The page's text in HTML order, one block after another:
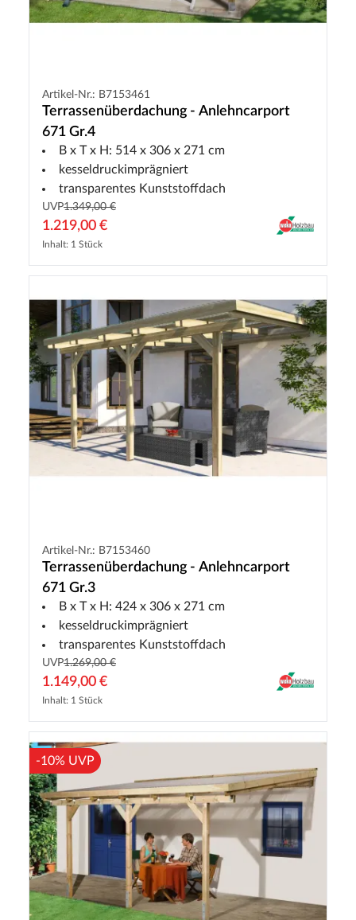
Artikel-Nr.: B7153461
Terrassenüberdachung - Anlehncarport
671 Gr.4
B x T x H: 514 x 306 x 271 cm
kesseldruckimprägniert
transparentes Kunststoffdach
UVP1.349,00 €
1.219,00 €
Inhalt: 1 Stück
Artikel-Nr.: B7153460
Terrassenüberdachung - Anlehncarport
671 Gr.3
B x T x H: 424 x 306 x 271 cm
kesseldruckimprägniert
transparentes Kunststoffdach
UVP1.269,00 €
1.149,00 €
Inhalt: 1 Stück
-10% UVP